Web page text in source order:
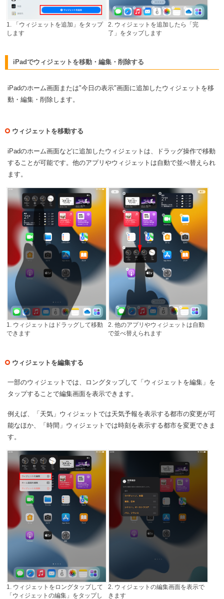
1. 「ウィジェットを追加」をタップ
します
2. ウィジェットを追加したら「完
了」をタップします
iPadでウィジェットを移動・編集・削除する
iPadのホーム画面または"今日の表示"画面に追加したウィジェットを移
動・編集・削除します。
ウィジェットを移動する
iPadのホーム画面などに追加したウィジェットは、ドラッグ操作で移動
することが可能です。他のアプリやウィジェットは自動で並べ替えられ
ます。
1. ウィジェットはドラッグして移動
できます
2. 他のアプリやウィジェットは自動
で並べ替えられます
ウィジェットを編集する
一部のウィジェットでは、ロングタップして「ウィジェットを編集」を
タップすることで編集画面を表示できます。
例えば、「天気」ウィジェットでは天気予報を表示する都市の変更が可
能なほか、「時間」ウィジェットでは時刻を表示する都市を変更できま
す。
1. ウィジェットをロングタップして
「ウィジェットの編集」をタップし
2. ウィジェットの編集画面を表示で
きます